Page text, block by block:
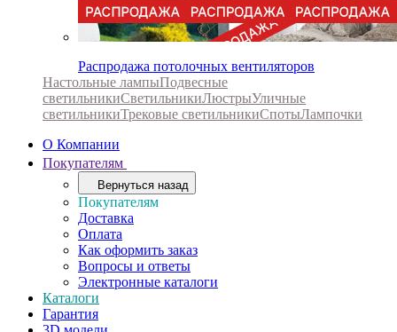
Распродажа потолочных вентиляторов
Настольные лампыПодвесные
светильникиСветильникиЛюстрыУличные
светильникиТрековые светильникиСпотыЛампочки
О Компании
Покупателям
Вернуться назад
Покупателям
Доставка
Оплата
Как оформить заказ
Вопросы и ответы
Электронные каталоги
Каталоги
Гарантия